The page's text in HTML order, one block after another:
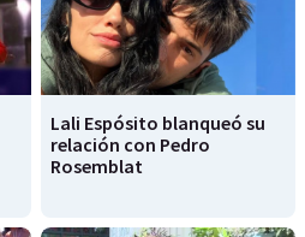
Lali Espósito blanqueó su
relación con Pedro
Rosemblat